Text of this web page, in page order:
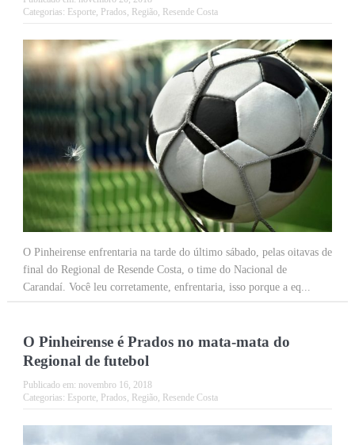
Categorias: Esporte, Prados, Região, Resende Costa
O Pinheirense enfrentaria na tarde do último sábado, pelas oitavas de
final do Regional de Resende Costa, o time do Nacional de
Carandaí. Você leu corretamente, enfrentaria, isso porque a eq...
O Pinheirense é Prados no mata-mata do
Regional de futebol
Publicado em: novembro 16, 2018
Categorias: Esporte, Prados, Região, Resende Costa